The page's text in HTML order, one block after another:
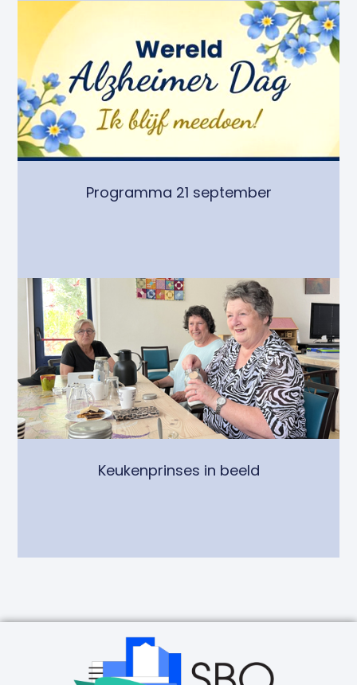
Programma 21 september
Keukenprinses in beeld